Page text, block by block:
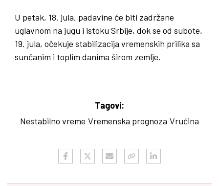
U petak, 18. jula, padavine će biti zadržane
uglavnom na jugu i istoku Srbije, dok se od subote,
19. jula, očekuje stabilizacija vremenskih prilika sa
sunčanim i toplim danima širom zemlje.
Tagovi:
Nestabilno vreme Vremenska prognoza Vrućina